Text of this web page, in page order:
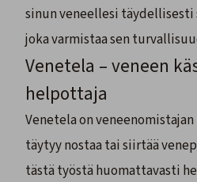
sinun veneellesi
joka varmistaa sen
Venetela – veneen
helpottaja
Venetela on
täytyy nostaa tai siirtää
tästä työstä huomattavasti